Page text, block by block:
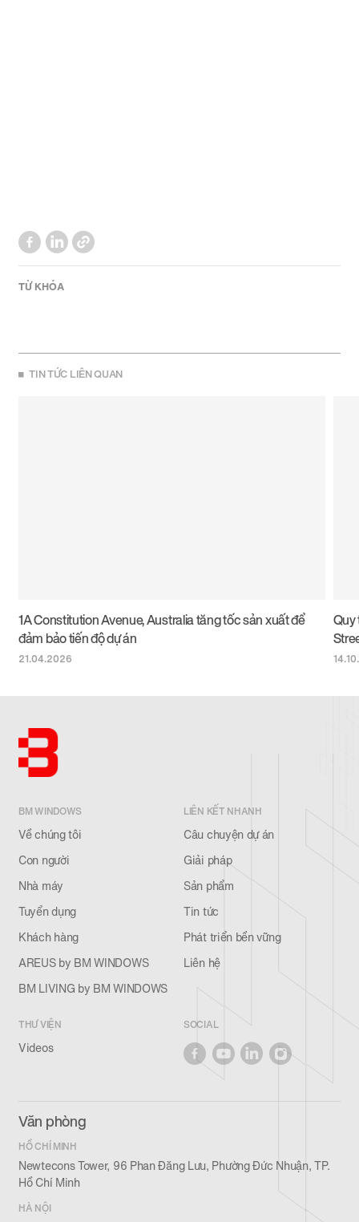
TỪ KHÓA
TIN TỨC LIÊN QUAN
1A Constitution Avenue, Australia tăng tốc sản xuất để
đảm bảo tiến độ dự án
21.04.2026
Quy
BM WINDOWS
Về chúng tôi
Con người
Nhà máy
Tuyển dụng
Khách hàng
AREUS by BM WINDOWS
BM LIVING by BM WINDOWS
LIÊN KẾT NHANH
Câu chuyện dự án
Giải pháp
Sản phẩm
Tin tức
Phát triển bền vững
Liên hệ
THƯ VIỆN
Videos
SOCIAL
Văn phòng
HỒ CHÍ MINH
Newtecons Tower, 96 Phan Đăng Lưu, Phường Đức Nhuận, TP.
Hồ Chí Minh
HÀ NỘI